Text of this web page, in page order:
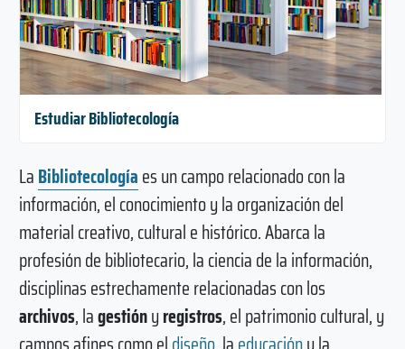
Estudiar Bibliotecología
LaBibliotecologíaes un campo relacionado con la
información, el conocimiento y la organización del
material creativo, cultural e histórico. Abarca la
profesión de bibliotecario, la ciencia de la información,
disciplinas estrechamente relacionadas con los
archivos, lagestiónyregistros, el patrimonio cultural, y